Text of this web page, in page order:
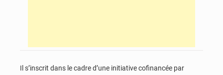
Il s’inscrit dans le cadre d’une initiative cofinancée par